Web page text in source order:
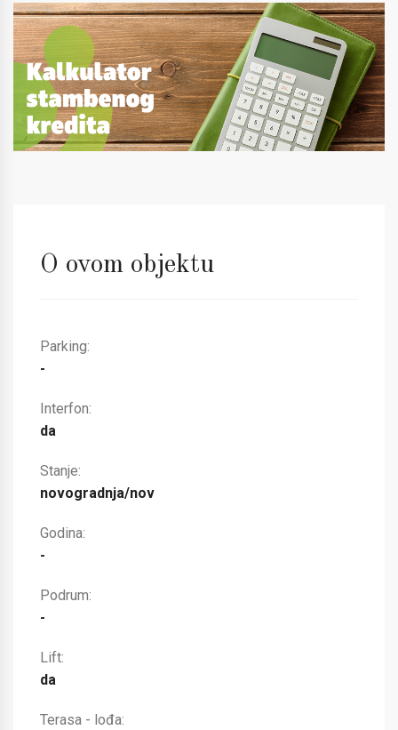
O ovom objektu
Parking:
-
Interfon:
da
Stanje:
novogradnja/nov
Godina:
-
Podrum:
-
Lift:
da
Terasa - lođa: